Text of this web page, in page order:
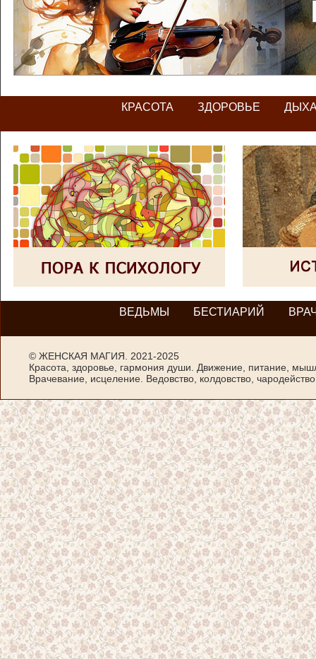
КРАСОТА ЗДОРОВЬЕ
ВЕДЬМЫ БЕСТИАРИЙ
© ЖЕНСКАЯ МАГИЯ . 2021-2025
Красота, здоровье, гармония души. Движение, питание,
Врачевание, исцеление. Ведовство, колдовство,